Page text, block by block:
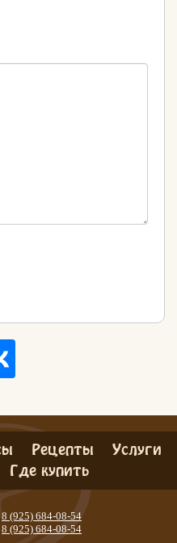
Рецепты Услуги
Где купить
8 (925) 684-08-54
8 (925) 684-08-54